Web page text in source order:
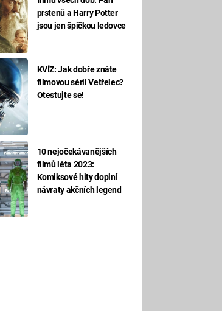
prstenů a Harry Potter
jsou jen špičkou ledovce
KVÍZ: Jak dobře znáte
filmovou sérii Vetřelec?
Otestujte se!
10 nejočekávanějších
filmů léta 2023:
Komiksové hity doplní
návraty akčních legend